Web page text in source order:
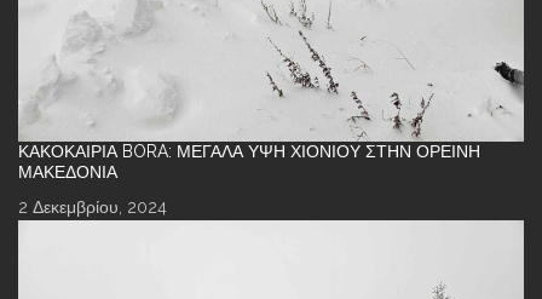
ΚΑΚΟΚΑΙΡΊΑ BORA: ΜΕΓΆΛΑ ΎΨΗ ΧΙΟΝΙΟΎ ΣΤΗΝ ΟΡΕΙΝΉ
ΜΑΚΕΔΟΝΊΑ
2 Δεκεμβρίου, 2024